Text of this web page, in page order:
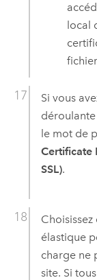
local
fichier
Si vous
déroulante
le mot de
Certificate
SSL).
élastique
charge ne
site. Si